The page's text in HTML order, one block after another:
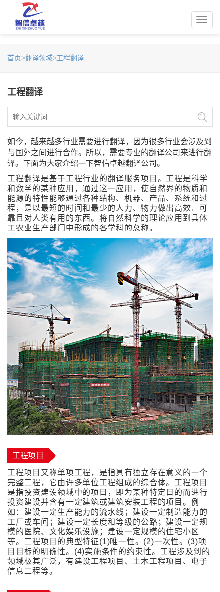
首页>翻译领域>工程翻译
工程翻译
如今，越来越多行业需要进行翻译，因为很多行业会涉及到
与国外之间进行合作。所以，需要专业的翻译公司来进行翻
译。下面为大家介绍一下智信卓越翻译公司。
工程翻译是基于工程行业的翻译服务项目。工程是科学
和数学的某种应用，通过这一应用，使自然界的物质和
能源的特性能够通过各种结构、机器、产品、系统和过
程，是以最短的时间和最少的人力、物力做出高效、可
靠且对人类有用的东西。将自然科学的理论应用到具体
工农业生产部门中形成的各学科的总称。
工程项目
工程项目又称单项工程，是指具有独立存在意义的一个
完整工程，它由许多单位工程组成的综合体。工程项目
是指投资建设领域中的项目，即为某种特定目的而进行
投资建设并含有一定建筑或建筑安装工程的项目。例
如：建设一定生产能力的流水线；建设一定制造能力的
工厂或车间；建设一定长度和等级的公路；建设一定规
模的医院、文化娱乐设施；建设一定规模的住宅小区
等。工程项目的典型特征(1)唯一性。(2)一次性。(3)项
目目标的明确性。(4)实施条件的约束性。工程涉及到的
领域极其广泛，有建设工程项目、土木工程项目、电子
信息工程等。